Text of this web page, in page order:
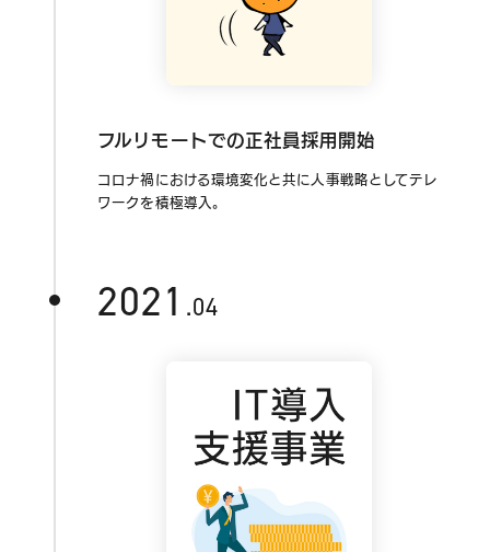
フルリモートでの正社員採用開始
コロナ禍における環境変化と共に人事戦略としてテレ
ワークを積極導入。
2021 .04